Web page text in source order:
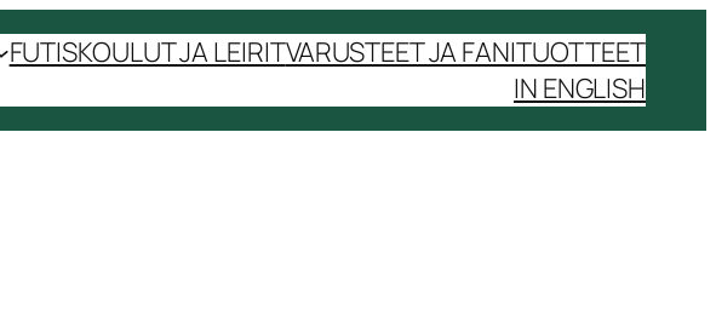
FUTISKOULUT JA LEIRITVARUSTEET JA FANITUOTTEET
IN ENGLISH